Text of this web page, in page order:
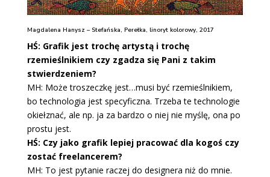
Magdalena Hanysz – Stefańska, Perełka, linoryt kolorowy, 2017
HŚ: Grafik jest trochę artystą i trochę
rzemieślnikiem czy zgadza się Pani z takim
stwierdzeniem?
MH: Może troszeczkę jest…musi być rzemieślnikiem,
bo technologia jest specyficzna. Trzeba te technologie
okiełznać, ale np. ja za bardzo o niej nie myślę, ona po
prostu jest.
HŚ: Czy jako grafik lepiej pracować dla kogoś czy
zostać freelancerem?
MH: To jest pytanie raczej do designera niż do mnie.